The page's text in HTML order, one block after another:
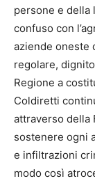
persone e della
confuso con
aziende oneste
regolare,
Regione a
Coldiretti
attraverso della
sostenere ogni
e infiltrazioni
modo così